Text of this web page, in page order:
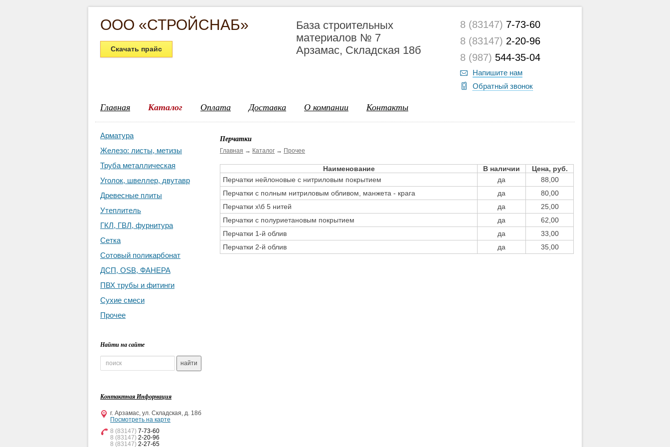
ООО «СТРОЙСНАБ»
Скачать прайс
8 (83147) 7-73-60
8 (83147) 2-20-96
8 (987) 544-35-04
Напишите нам
Обратный звонок
База строительных
материалов № 7
Арзамас, Складская 18б
Главная Каталог Оплата Доставка О компании Контакты
Арматура
Железо: листы, метизы
Труба металлическая
Уголок, швеллер, двутавр
Древесные плиты
Утеплитель
ГКЛ, ГВЛ, фурнитура
Сетка
Сотовый поликарбонат
ДСП, OSB, ФАНЕРА
ПВХ трубы и фитинги
Сухие смеси
Прочее
Найти на сайте
Контактная Информация
г. Арзамас, ул. Складская, д. 18б
Посмотреть на карте
8 (83147) 7-73-60
8 (83147) 2-20-96
8 (83147) 2-27-65
Перчатки
Главная → Каталог → Прочее
Наименование В наличии
Цена, руб.
Перчатки нейлоновые с нитриловым покрытием
да
88,00
Перчатки с полным нитриловым обливом, манжета - крага
да
80,00
Перчатки х\б 5 нитей
да
25,00
Перчатки с полуриетановым покрытием
да
62,00
Перчатки 1-й облив
да
33,00
Перчатки 2-й облив
да 35,00